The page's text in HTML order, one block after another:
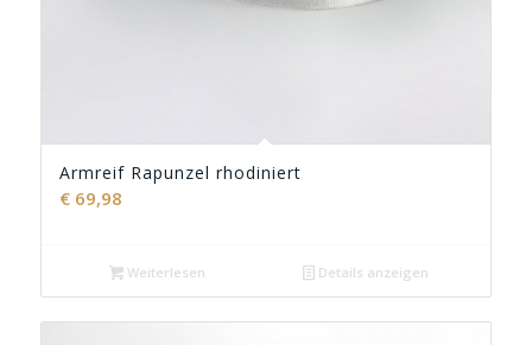
Armreif Rapunzel rhodiniert
€69,98
Weiterlesen Details anzeigen